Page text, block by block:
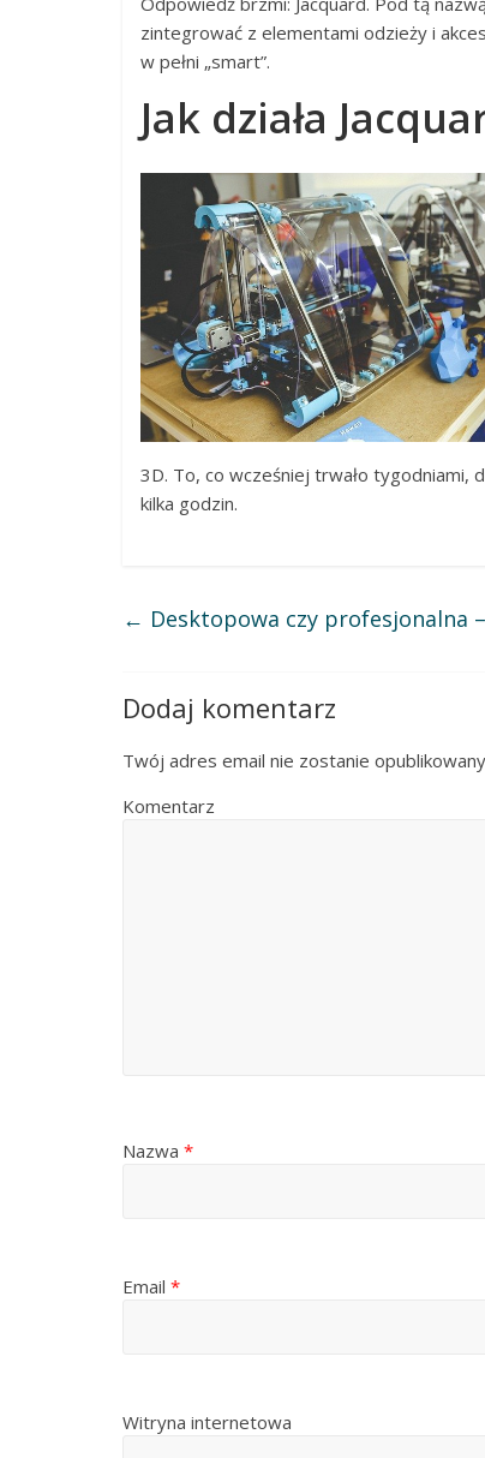
zintegrować z elementami odzieży i
w pełni „smart”.
Jak działa
3D. To, co wcześniej trwało tygodniami,
kilka godzin.
← Desktopowa czy profesjonalna
Dodaj komentarz
Twój adres email nie zostanie
Komentarz
Nazwa *
Email *
Witryna internetowa